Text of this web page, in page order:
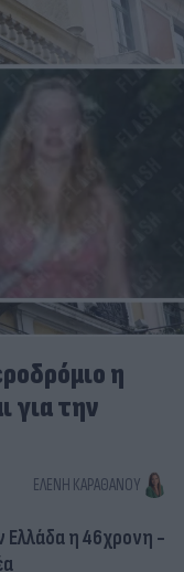
η
για την
ΕΛΈΝΗ ΚΑΡΑΘΆΝΟΥ
Ελλάδα η 46χρονη -